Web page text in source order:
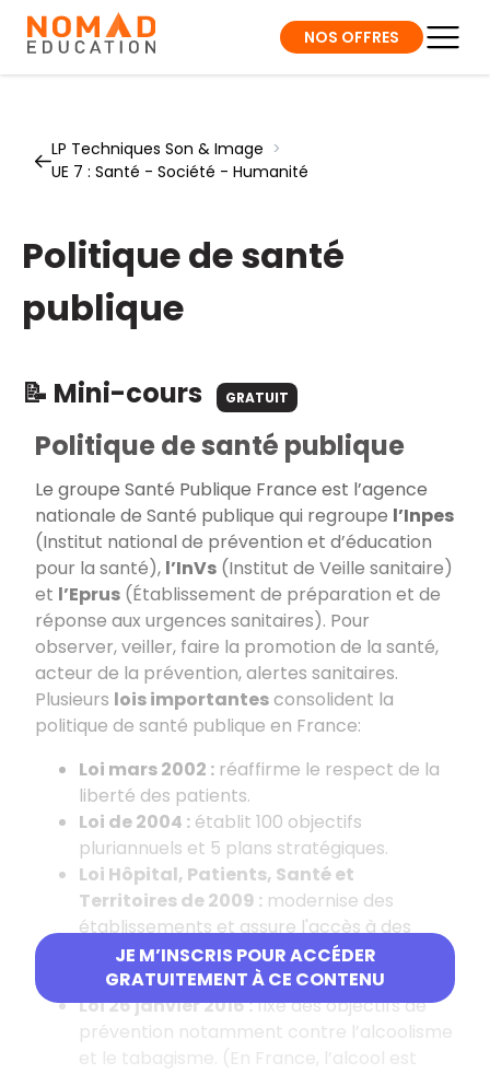
NOS OFFRES
LP Techniques Son & Image >
UE 7 : Santé - Société - Humanité
Politique de santé
publique
📝 Mini-cours GRATUIT
JE M’INSCRIS POUR ACCÉDER
GRATUITEMENT À CE CONTENU
Politique de santé publique
Le groupe Santé Publique France est l’agence
nationale de Santé publique qui regroupe l’Inpes
(Institut national de prévention et d’éducation
pour la santé), l’InVs (Institut de Veille sanitaire)
et l’Eprus (Établissement de préparation et de
réponse aux urgences sanitaires). Pour
observer, veiller, faire la promotion de la santé,
acteur de la prévention, alertes sanitaires.
Plusieurs lois importantesconsolident la
politique de santé publique en France:
Loi mars 2002 : réaffirme le respect de la
liberté des patients.
Loi de2004 : établit 100 objectifs
pluriannuels et 5 plans stratégiques.
Loi Hôpital, Patients, Santé et
Territoires de 2009 : modernise des
établissements et assure l'accès à des
soins de qualité, prévention et création des
Agences Régionales de Santé (ARS).
Loi 26 janvier 2016 :fixe des objectifs de
prévention notamment contre l’alcoolisme
et le tabagisme. (En France, l’alcool est